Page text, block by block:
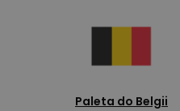
Paleta do Belgii